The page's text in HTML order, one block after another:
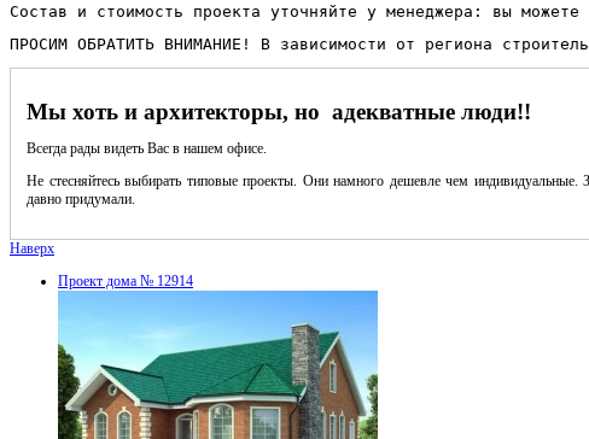
Состав и стоимость проекта уточняйте у менеджера: вы
ПРОСИМ ОБРАТИТЬ ВНИМАНИЕ! В зависимости от региона
Мы хоть и архитекторы, но адекватные люди!!
Всегда рады видеть Вас в нашем офисе.
Не стесняйтесь выбирать типовые проекты. Они намного дешевле чем индивидуальные.
давно придумали.
Наверх
Проект дома № 12914